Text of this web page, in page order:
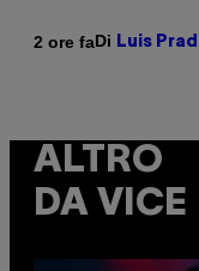
2 ore faDi Luis
ALTRO
DA VICE